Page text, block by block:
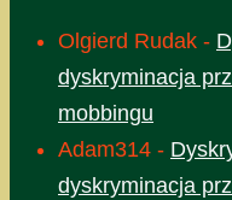
Olgierd Rudak -
dyskryminacja
mobbingu
Adam314 -
dyskryminacja